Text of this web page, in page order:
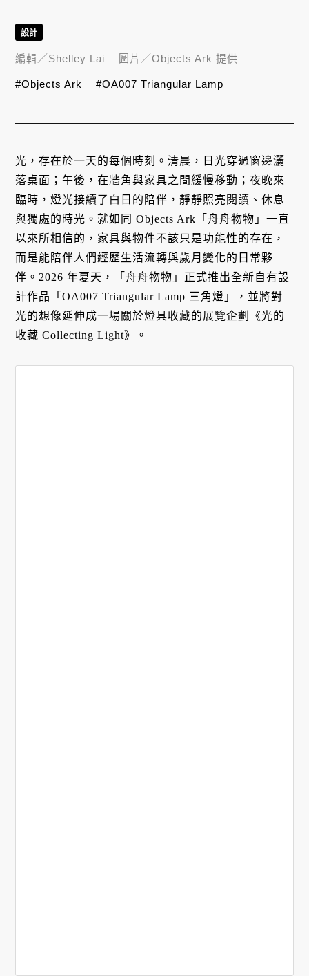
光，存在於一天的每個時刻。清晨，日光穿過窗邊灑
落桌面；午後，在牆角與家具之間緩慢移動；夜晚來
臨時，燈光接續了白日的陪伴，靜靜照亮閱讀、休息
與獨處的時光。就如同 Objects Ark「舟舟物物」一直
以來所相信的，家具與物件不該只是功能性的存在，
而是能陪伴人們經歷生活流轉與歲月變化的日常夥
伴。2026 年夏天，「舟舟物物」正式推出全新自有設
計作品「OA007 Triangular Lamp 三角燈」，並將對
光的想像延伸成一場關於燈具收藏的展覽企劃《光的
收藏 Collecting Light》。
設計
編輯／Shelley Lai 圖片／Objects Ark 提供
#Objects Ark #OA007 Triangular Lamp